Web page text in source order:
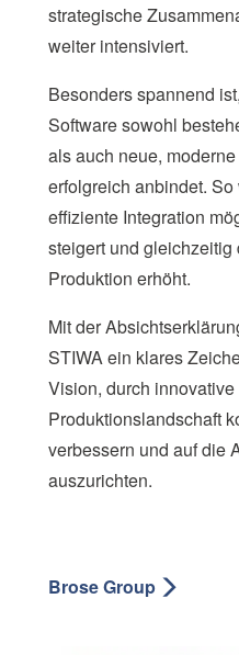
strategische
weiter intensiviert.
Besonders spannend
Software sowohl
als auch neue,
erfolgreich anbindet.
effiziente Integration
steigert und
Produktion erhöht.
Mit der
STIWA ein klares
Vision, durch
Produktionslandschaft
verbessern und auf die
auszurichten.
Brose Group